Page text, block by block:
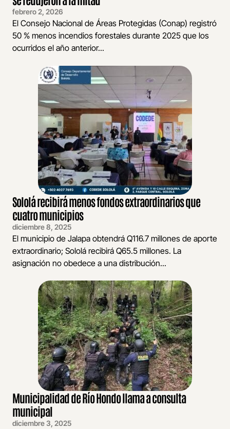
febrero 2, 2026
El Consejo Nacional de Áreas Protegidas (Conap) registró
50 % menos incendios forestales durante 2025 que los
ocurridos el año anterior...
Sololá recibirá menos fondos extraordinarios que
cuatro municipios
diciembre 8, 2025
El municipio de Jalapa obtendrá Q116.7 millones de aporte
extraordinario; Sololá recibirá Q65.5 millones. La
asignación no obedece a una distribución...
Municipalidad de Río Hondo llama a consulta
municipal
diciembre 3, 2025